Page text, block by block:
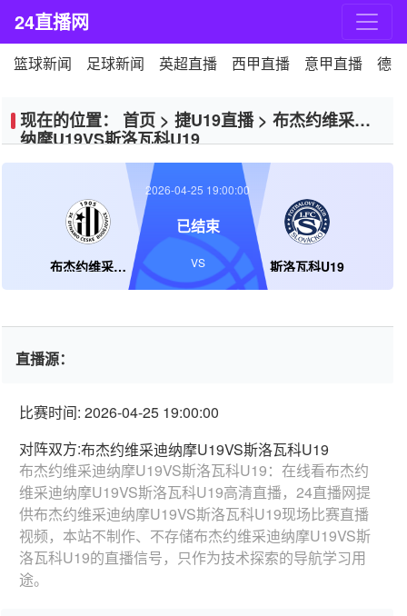
24直播网
篮球新闻 足球新闻 英超直播 西甲直播 意甲直播 德
现在的位置： 首页 > 捷U19直播> 布杰约维采迪
纳摩U19VS斯洛瓦科U19
布杰约维采迪纳摩U19 斯洛瓦科U19
2026-04-25 19:00:00
已结束
VS
直播源：
比赛时间: 2026-04-25 19:00:00
对阵双方:布杰约维采迪纳摩U19VS斯洛瓦科U19
布杰约维采迪纳摩U19VS斯洛瓦科U19：在线看布杰约
维采迪纳摩U19VS斯洛瓦科U19高清直播，24直播网提
供布杰约维采迪纳摩U19VS斯洛瓦科U19现场比赛直播
视频，本站不制作、不存储布杰约维采迪纳摩U19VS斯
洛瓦科U19的直播信号，只作为技术探索的导航学习用
途。